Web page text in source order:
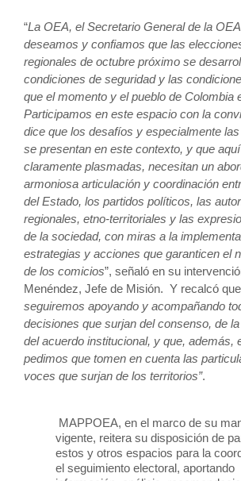
“La OEA, el Secretario General de la
deseamos y confiamos que las
regionales de octubre próximo se
condiciones de seguridad y las
que el momento y el pueblo de Colombia
Participamos en este espacio con la
dice que los desafíos y especialmente
se presentan en este contexto, y que
claramente plasmadas, necesitan un
armoniosa articulación y coordinación
del Estado, los partidos políticos, las
regionales, etno-territoriales y las
de la sociedad, con miras a la
estrategias y acciones que garanticen el
de los comicios”, señaló en su
Menéndez, Jefe de Misión. Y recalcó
seguiremos apoyando y acompañando
decisiones que surjan del consenso, de
del acuerdo institucional, y que, además,
pedimos que tomen en cuenta las
voces que surjan de los territorios”.
MAPPOEA, en el marco de su
vigente, reitera su disposición de
estos y otros espacios para la
el seguimiento electoral, aportando